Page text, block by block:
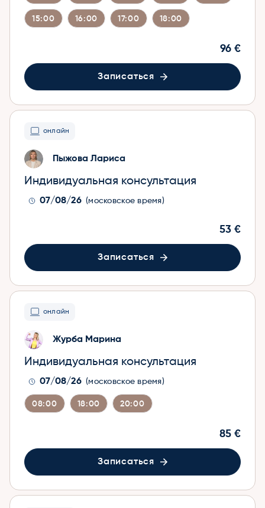
15:00 16:00 17:00 18:00
96 €
Записаться
онлайн
Пыжова Лариса
Индивидуальная консультация
07/08/26 (московское время)
53 €
Записаться
онлайн
Журба Марина
Индивидуальная консультация
07/08/26 (московское время)
08:00 18:00 20:00
85 €
Записаться